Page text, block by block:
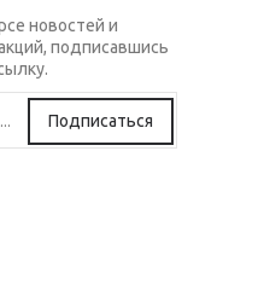
новостей и
подписавшись
Подписаться